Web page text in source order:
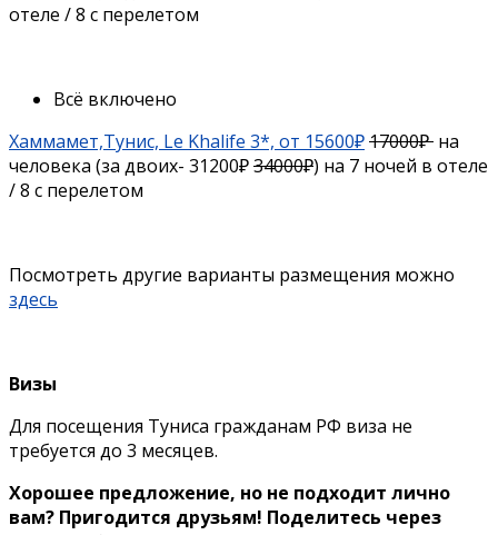
отеле / 8 с перелетом
Всё включено
Хаммамет,Тунис, Le Khalife 3*, от 15600₽17000₽ на
человека (за двоих- 31200₽34000₽) на 7 ночей в отеле
/ 8 с перелетом
Посмотреть другие варианты размещения можно
здесь
Визы
Для посещения Туниса гражданам РФ виза не
требуется до 3 месяцев.
Хорошее предложение, но не подходит лично
вам? Пригодится друзьям! Поделитесь через